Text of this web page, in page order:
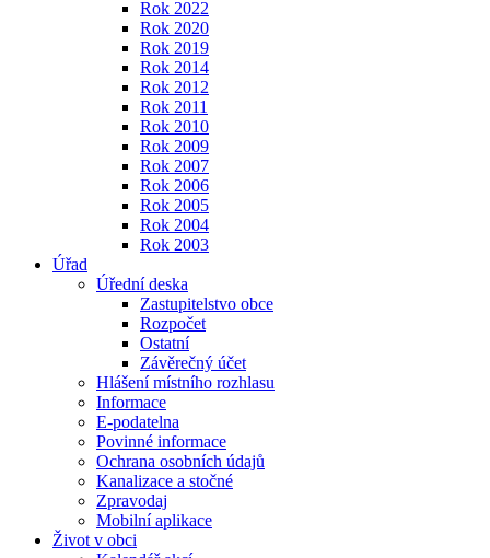
Rok 2022
Rok 2020
Rok 2019
Rok 2014
Rok 2012
Rok 2011
Rok 2010
Rok 2009
Rok 2007
Rok 2006
Rok 2005
Rok 2004
Rok 2003
Úřad
Úřední deska
Zastupitelstvo obce
Rozpočet
Ostatní
Závěrečný účet
Hlášení místního rozhlasu
Informace
E-podatelna
Povinné informace
Ochrana osobních údajů
Kanalizace a stočné
Zpravodaj
Mobilní aplikace
Život v obci